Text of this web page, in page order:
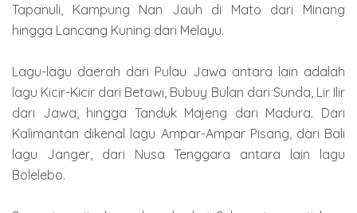
Tapanuli, Kampung Nan Jauh di Mato dari Minang
hingga Lancang Kuning dari Melayu.
Lagu-lagu daerah dari Pulau Jawa antara lain adalah
lagu Kicir-Kicir dari Betawi, Bubuy Bulan dari Sunda, Lir Ilir
dari Jawa, hingga Tanduk Majeng dari Madura. Dari
Kalimantan dikenal lagu Ampar-Ampar Pisang, dari Bali
lagu Janger, dari Nusa Tenggara antara lain lagu
Bolelebo.